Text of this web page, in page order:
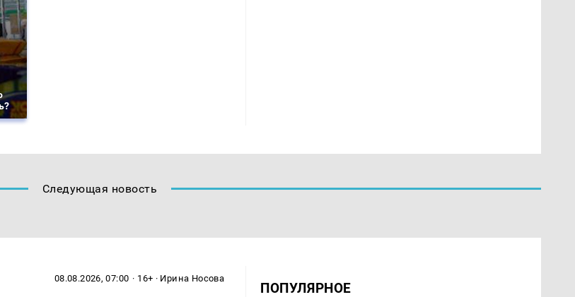
Следующая новость
08.08.2026, 07:00 · 16+ · Ирина Носова
ПОПУЛЯРНОЕ